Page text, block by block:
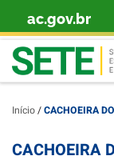
Skip to content
ac.gov.br
Início/CACHOEIRA
CACHOEIRA